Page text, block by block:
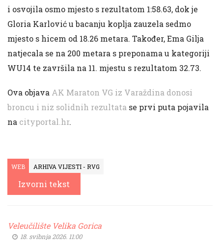
i osvojila osmo mjesto s rezultatom 1:58.63, dok je
Gloria Karlović u bacanju koplja zauzela sedmo
mjesto s hicem od 18.26 metara. Također, Ema Gilja
natjecala se na 200 metara s preponama u kategoriji
WU14 te završila na 11. mjestu s rezultatom 32.73.
Ova objava AK Maraton VG iz Varaždina donosi
broncu i niz solidnih rezultata se prvi puta pojavila
na cityportal.hr.
WEB ARHIVA VIJESTI - RVG
Izvorni tekst
Veleučilište Velika Gorica
18. svibnja 2026. 11:00